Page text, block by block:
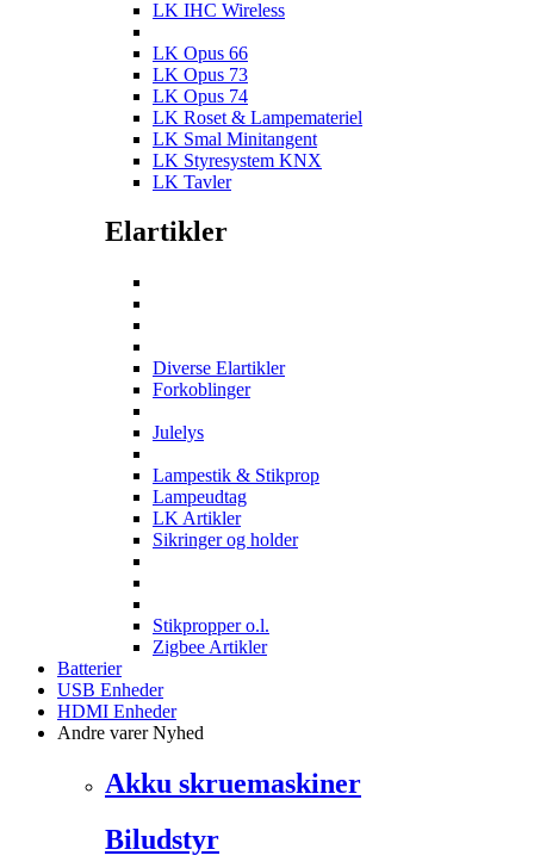
LK IHC Wireless
LK Opus 66
LK Opus 73
LK Opus 74
LK Roset & Lampemateriel
LK Smal Minitangent
LK Styresystem KNX
LK Tavler
Elartikler
Diverse Elartikler
Forkoblinger
Julelys
Lampestik & Stikprop
Lampeudtag
LK Artikler
Sikringer og holder
Stikpropper o.l.
Zigbee Artikler
Batterier
USB Enheder
HDMI Enheder
Andre varerNyhed
Akku skruemaskiner
Biludstyr